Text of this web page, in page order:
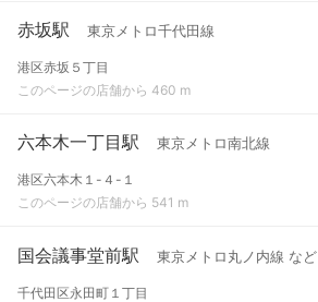
赤坂駅 東京メトロ千代田線
港区赤坂５丁目
このページの店舗から 460 m
六本木一丁目駅 東京メトロ南北線
港区六本木１-４-１
このページの店舗から 541 m
国会議事堂前駅 東京メトロ丸ノ内線 など
千代田区永田町１丁目